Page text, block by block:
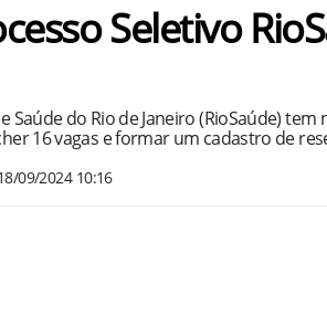
Seletivo
Saúde do Rio de Janeiro (RioSaúde)
16 vagas e formar um cadastro de
09/2024 10:16